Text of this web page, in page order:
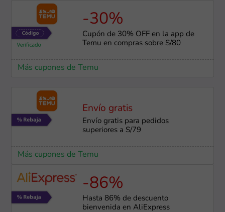
-30%
Cupón de 30% OFF en la app de
Temu en compras sobre S/80
Más cupones de Temu
Envío gratis
Envío gratis para pedidos
superiores a S/79
Más cupones de Temu
-86%
Hasta 86% de descuento
bienvenida en AliExpress